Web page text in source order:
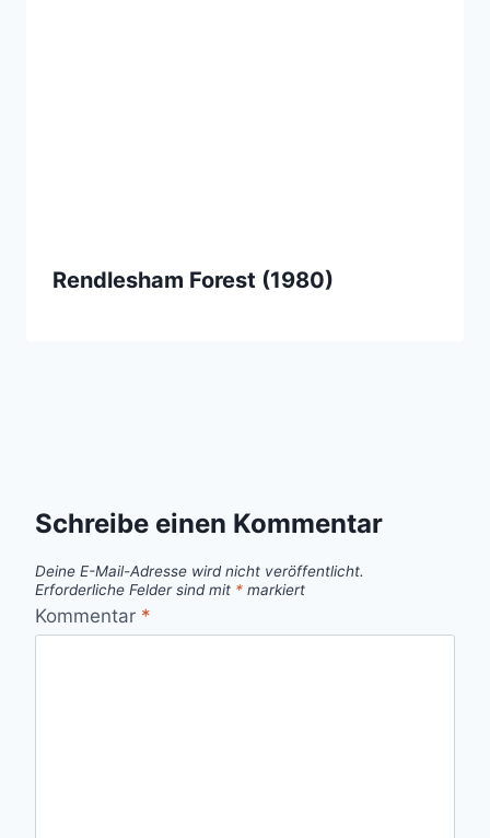
Rendlesham Forest (1980)
Schreibe einen Kommentar
Deine E-Mail-Adresse wird nicht veröffentlicht.
Erforderliche Felder sind mit * markiert
Kommentar *